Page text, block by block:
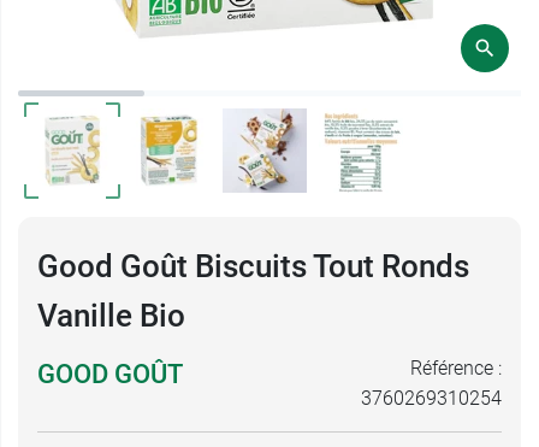
Good Goût Biscuits Tout Ronds
Vanille Bio
GOOD GOÛT
Référence :
3760269310254